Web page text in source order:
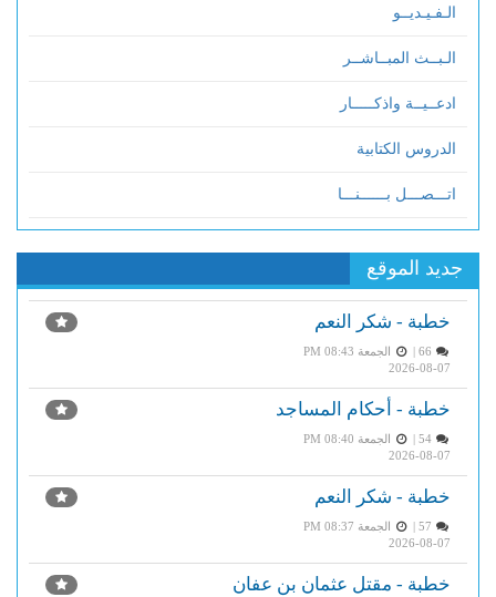
الـفـيـديــو
الـبــث المبــاشــر
ادعــيــة واذكـــــار
الدروس الكتابية
اتـــصـــل بــــــنـــا
جديد الموقع
خطبة - شكر النعم
الجمعة PM 08:43
2026-08-07
خطبة - أحكام المساجد
54 |
الجمعة PM 08:40
2026-08-07
خطبة - شكر النعم
الجمعة PM 08:37
2026-08-07
خطبة - مقتل عثمان بن عفان